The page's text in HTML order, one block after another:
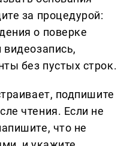
за процедурой:
о поверке
без пустых строк.
подпишите
чтения. Если не
что не